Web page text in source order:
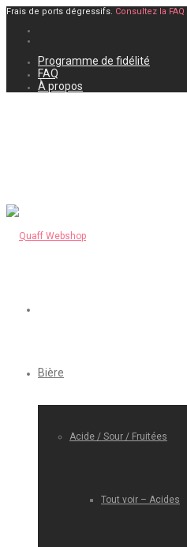
Frais de ports dégressifs. Consultez la FAQ
Programme de fidélité
FAQ
À propos
Bière
Acide / Sour / Fruitées
Tout voir – Acides